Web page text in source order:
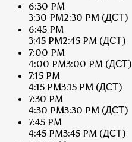
6:30 PM
3:30 PM2:30 PM (ДСТ)
6:45 PM
3:45 PM2:45 PM (ДСТ)
7:00 PM
4:00 PM3:00 PM (ДСТ)
7:15 PM
4:15 PM3:15 PM (ДСТ)
7:30 PM
4:30 PM3:30 PM (ДСТ)
7:45 PM
4:45 PM3:45 PM (ДСТ)